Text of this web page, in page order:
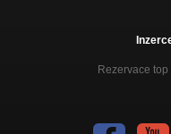
Rezervace